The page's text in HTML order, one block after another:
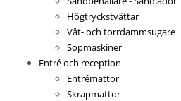
Högtryckstvättar
Våt- och torrdammsugare
Sopmaskiner
Entré och reception
Entrémattor
Skrapmattor